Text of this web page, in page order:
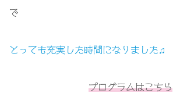
で
とっても充実した時間になりました♫
プログラムはこちら